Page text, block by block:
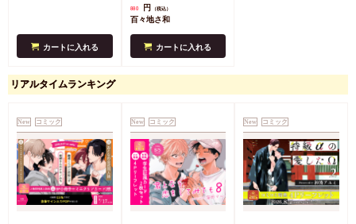
カートに入れる
880 円 （税込）
百々地さ和
カートに入れる
リアルタイムランキング
New コミック New コミック New コミック